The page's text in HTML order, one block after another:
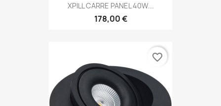
XPILL CARRE PANEL 40W...
178,00 €
favorite_border